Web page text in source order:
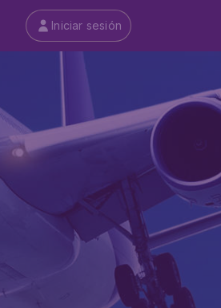
Iniciar sesión